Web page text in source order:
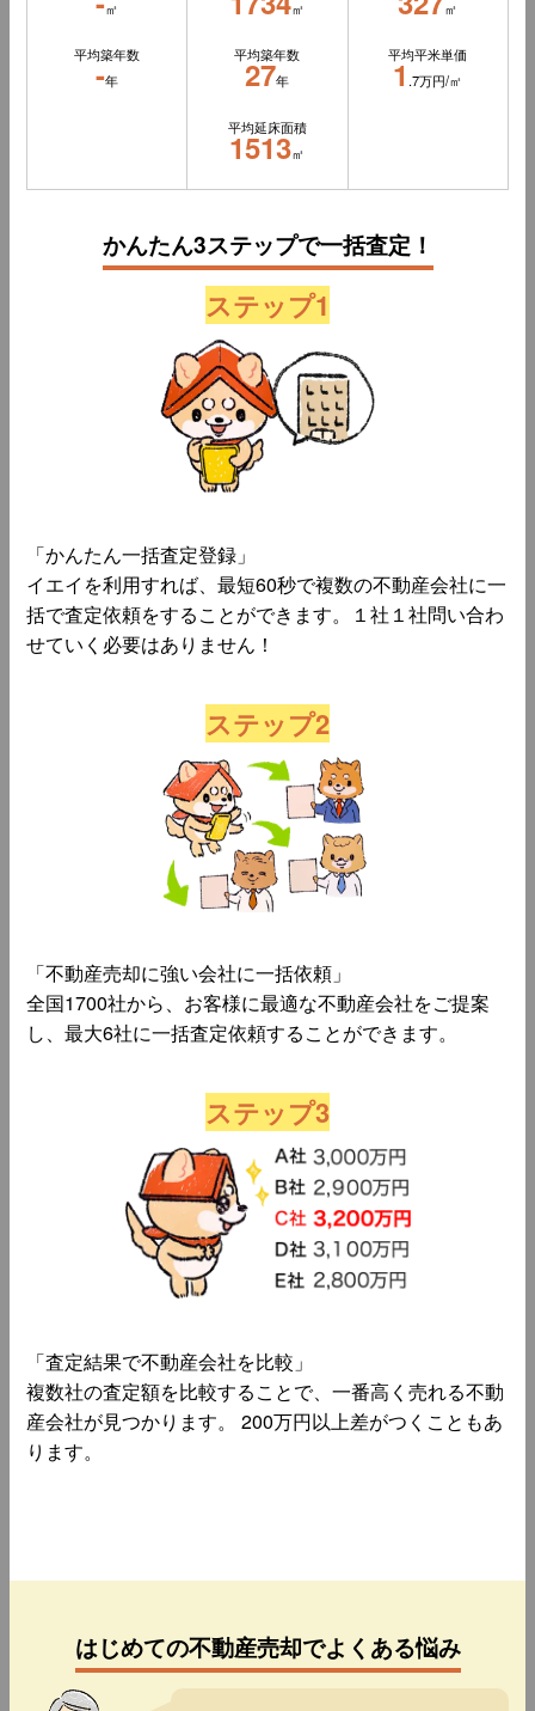
㎡
平均築年数
-年
㎡
平均築年数
27年
平均延床面積
1513㎡
㎡
平均平米単価
1 .7万円/㎡
かんたん3ステップで一括査定！
ステップ1
「かんたん一括査定登録」
イエイを利用すれば、最短60秒で複数の不動産会社に一
括で査定依頼をすることができます。１社１社問い合わ
せていく必要はありません！
ステップ2
「不動産売却に強い会社に一括依頼」
全国1700社から、お客様に最適な不動産会社をご提案
し、最大6社に一括査定依頼することができます。
ステップ3
「査定結果で不動産会社を比較」
複数社の査定額を比較することで、一番高く売れる不動
産会社が見つかります。 200万円以上差がつくこともあ
ります。
はじめての不動産売却でよくある悩み